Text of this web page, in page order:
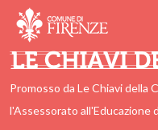
Promosso da Le Chiavi della
l'Assessorato all'Educazione